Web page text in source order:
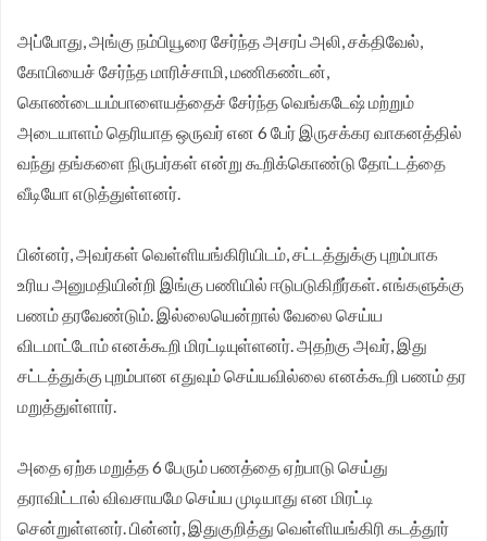
சங்க மாநில தலைவர் வேலுச்சாமி வேண்டுகோள்.
அப்போது, அங்கு நம்பியூரை சேர்ந்த அசரப் அலி, சக்திவேல்,
கோபியைச் சேர்ந்த மாரிச்சாமி, மணிகண்டன்,
கொண்டையம்பாளையத்தைச் சேர்ந்த வெங்கடேஷ் மற்றும்
அடையாளம் தெரியாத ஒருவர் என 6 பேர் இருசக்கர வாகனத்தில்
வந்து தங்களை நிருபர்கள் என்று கூறிக்கொண்டு தோட்டத்தை
வீடியோ எடுத்துள்ளனர்.
பின்னர், அவர்கள் வெள்ளியங்கிரியிடம், சட்டத்துக்கு புறம்பாக
உரிய அனுமதியின்றி இங்கு பணியில் ஈடுபடுகிறீர்கள். எங்களுக்கு
பணம் தரவேண்டும். இல்லையென்றால் வேலை செய்ய
விடமாட்டோம் எனக்கூறி மிரட்டியுள்ளனர். அதற்கு அவர், இது
சட்டத்துக்கு புறம்பான எதுவும் செய்யவில்லை எனக்கூறி பணம் தர
மறுத்துள்ளார்.
அதை ஏற்க மறுத்த 6 பேரும் பணத்தை ஏற்பாடு செய்து
தராவிட்டால் விவசாயமே செய்ய முடியாது என மிரட்டி
சென்றுள்ளனர். பின்னர், இதுகுறித்து வெள்ளியங்கிரி கடத்தூர்